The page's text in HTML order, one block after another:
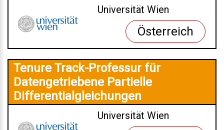
Universität Wien
Österreich
Tenure Track-Professur für
Datengetriebene Partielle
Differentialgleichungen
Universität Wien